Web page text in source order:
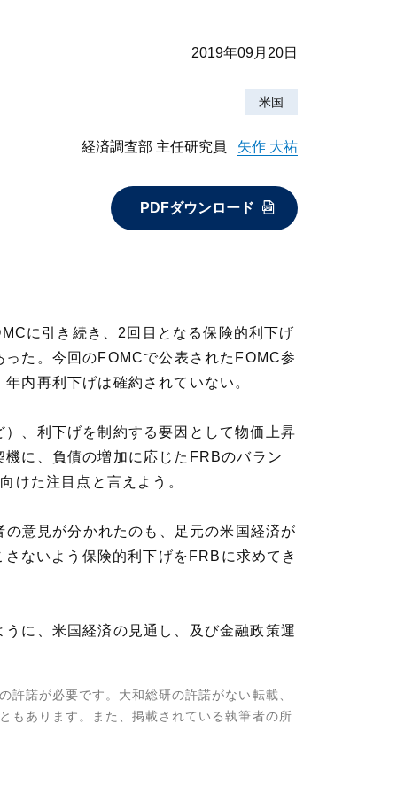
2019年09月20日
米国
経済調査部 主任研究員 矢作 大祐
PDFダウンロード
に引き続き、2回目となる保険的利下げ
た。今回のFOMCで公表されたFOMC参
内再利下げは確約されていない。
、利下げを制約する要因として物価上昇
に、負債の増加に応じたFRBのバラン
けた注目点と言えよう。
意見が分かれたのも、足元の米国経済が
ないよう保険的利下げをFRBに求めてき
に、米国経済の見通し、及び金融政策運
諾が必要です。大和総研の許諾がない転載、
もあります。また、掲載されている執筆者の所